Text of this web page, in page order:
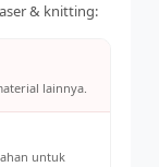
& knitting:
lainnya.
untuk